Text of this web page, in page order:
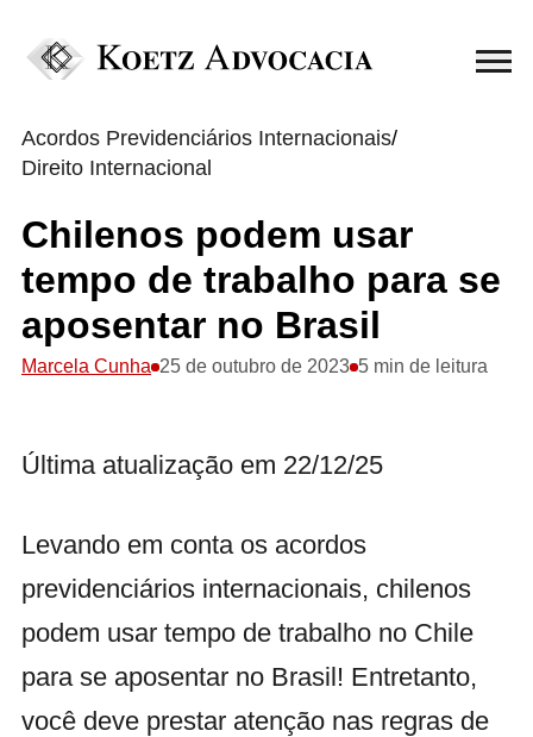
Acordos Previdenciários Internacionais/
Direito Internacional
Chilenos podem usar
tempo de trabalho para se
aposentar no Brasil
Marcela Cunha 25 de outubro de 2023 5 min de leitura
Última atualização em 22/12/25
Levando em conta os acordos
previdenciários internacionais, chilenos
podem usar tempo de trabalho no Chile
para se aposentar no Brasil! Entretanto,
você deve prestar atenção nas regras de